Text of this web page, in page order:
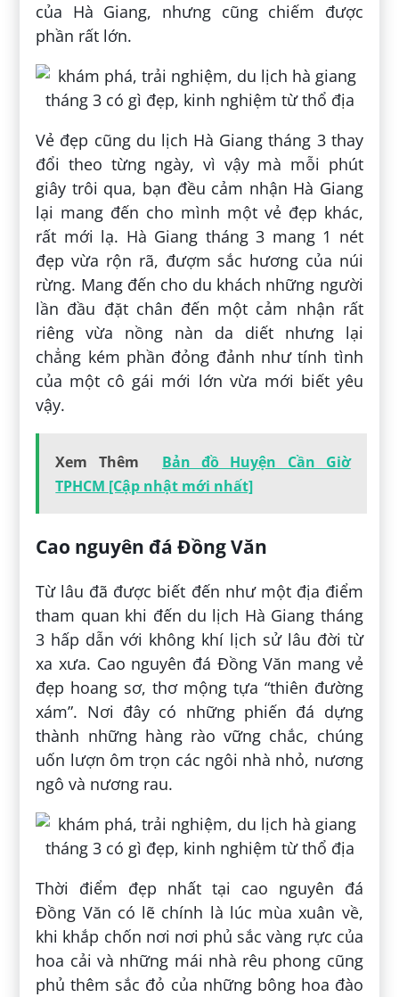
của Hà Giang, nhưng cũng chiếm được
phần rất lớn.
Vẻ đẹp cũng du lịch Hà Giang tháng 3 thay
đổi theo từng ngày, vì vậy mà mỗi phút
giây trôi qua, bạn đều cảm nhận Hà Giang
lại mang đến cho mình một vẻ đẹp khác,
rất mới lạ. Hà Giang tháng 3 mang 1 nét
đẹp vừa rộn rã, đượm sắc hương của núi
rừng. Mang đến cho du khách những người
lần đầu đặt chân đến một cảm nhận rất
riêng vừa nồng nàn da diết nhưng lại
chẳng kém phần đỏng đảnh như tính tình
của một cô gái mới lớn vừa mới biết yêu
vậy.
Xem Thêm
Bản đồ Huyện Cần Giờ
TPHCM [Cập nhật mới nhất]
Cao nguyên đá Đồng Văn
Từ lâu đã được biết đến như một địa điểm
tham quan khi đến du lịch Hà Giang tháng
3 hấp dẫn với không khí lịch sử lâu đời từ
xa xưa. Cao nguyên đá Đồng Văn mang vẻ
đẹp hoang sơ, thơ mộng tựa “thiên đường
xám”. Nơi đây có những phiến đá dựng
thành những hàng rào vững chắc, chúng
uốn lượn ôm trọn các ngôi nhà nhỏ, nương
ngô và nương rau.
Thời điểm đẹp nhất tại cao nguyên đá
Đồng Văn có lẽ chính là lúc mùa xuân về,
khi khắp chốn nơi nơi phủ sắc vàng rực của
hoa cải và những mái nhà rêu phong cũng
phủ thêm sắc đỏ của những bông hoa đào